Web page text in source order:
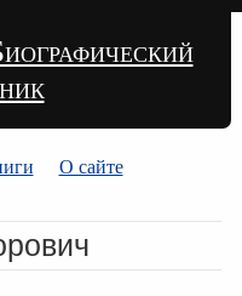
О сайте